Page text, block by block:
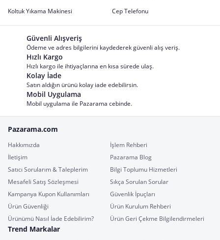
Koltuk Yıkama Makinesi
Cep Telefonu
Güvenli Alışveriş
Ödeme ve adres bilgilerini kaydederek güvenli alış veriş.
Hızlı Kargo
Hızlı kargo ile ihtiyaçlarına en kısa sürede ulaş.
Kolay İade
Satın aldığın ürünü kolay iade edebilirsin.
Mobil Uygulama
Mobil uygulama ile Pazarama cebinde.
Pazarama.com
Hakkımızda
İşlem Rehberi
İletişim
Pazarama Blog
Satıcı Sorularım & Taleplerim
Bilgi Toplumu Hizmetleri
Mesafeli Satış Sözleşmesi
Sıkça Sorulan Sorular
Kampanya Kupon Kullanımları
Güvenlik İpuçları
Ürün Güvenliği
Ürün Kurulum Rehberi
Ürünümü Nasıl İade Edebilirim?
Ürün Geri Çekme Bilgilendirmeleri
Trend Markalar